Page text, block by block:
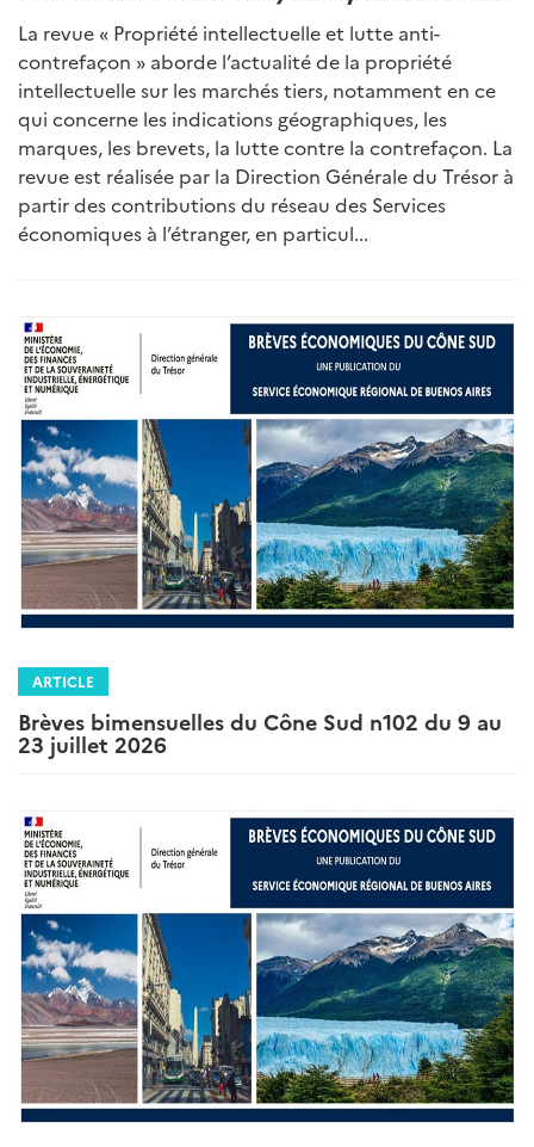
La revue « Propriété intellectuelle et lutte anti-
contrefaçon » aborde l’actualité de la propriété
intellectuelle sur les marchés tiers, notamment en ce
qui concerne les indications géographiques, les
marques, les brevets, la lutte contre la contrefaçon. La
revue est réalisée par la Direction Générale du Trésor à
partir des contributions du réseau des Services
économiques à l’étranger, en particul...
ARTICLE
Brèves bimensuelles du Cône Sud n102 du 9 au
23 juillet 2026